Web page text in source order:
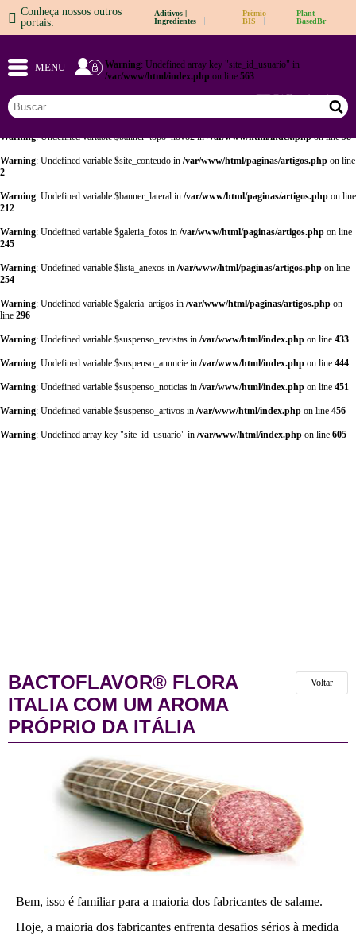
Warning: Undefined array key "opt" in /var/www/html/adm/sistema_cabecalho.php
57
line64
Warning: Undefined variable $banner_topo_novo in on line97
Warning: Undefined variable $banner_topo_novo2 in/var/www/html/index.phpon line98
Warning: Undefined variable $site_conteudo in /var/www/html/paginas/artigos.php on line
2
Warning: Undefined variable $banner_lateral in /var/www/html/paginas/artigos.php on line
212
Warning: Undefined variable $galeria_fotos in /var/www/html/paginas/artigos.php on line
245
Warning: Undefined variable $lista_anexos in /var/www/html/paginas/artigos.php on line
254
Warning: Undefined variable $galeria_artigos in /var/www/html/paginas/artigos.php on
line 296
Warning: Undefined variable $suspenso_revistas in /var/www/html/index.php on line 433
Warning: Undefined variable $suspenso_anuncie in /var/www/html/index.php on line 444
Warning: Undefined variable $suspenso_noticias in /var/www/html/index.php on line 451
Warning: Undefined variable $suspenso_artivos in /var/www/html/index.php on line 456
Conheça nossos outros
portais:
Aditivos |
Ingredientes
Prêmio
BIS
Plant-
BasedBr
MENU Warning: Undefined array key "site_id_usuario" in
/var/www/html/index.php on line 563
Warning: Undefined array key "site_id_usuario" in /var/www/html/index.php on line 605
Voltar
BACTOFLAVOR® FLORA
ITALIA COM UM AROMA
PRÓPRIO DA ITÁLIA
Bem, isso é familiar para a maioria dos fabricantes de salame.
Hoje, a maioria dos fabricantes enfrenta desafios sérios à medida